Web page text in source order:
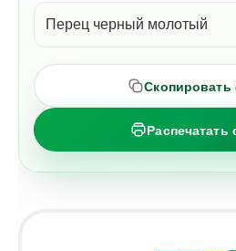
Перец черный молотый
Скопировать
Распечатать